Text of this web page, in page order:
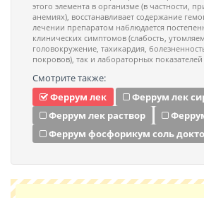
этого элемента в организме (в частности,
анемиях), восстанавливает содержание
лечении препаратом наблюдается
клинических симптомов (слабость,
головокружение, тахикардия,
покровов), так и лабораторных
Смотрите также:
Феррум лек
Феррум лек
Феррум лек раствор
Феррум фосфорикум соль